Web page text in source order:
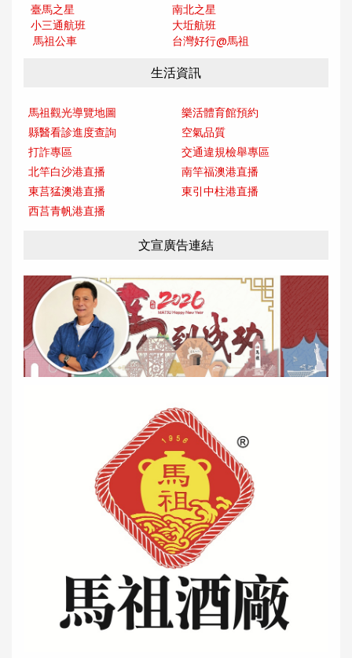
臺馬之星
南北之星
小三通航班
大坵航班
馬祖公車
台灣好行@馬祖
生活資訊
馬祖觀光導覽地圖
樂活體育館預約
縣醫看診進度查詢
空氣品質
打詐專區
交通違規檢舉專區
北竿白沙港直播
南竿福澳港直播
東莒猛澳港直播
東引中柱港直播
西莒青帆港直播
文宣廣告連結